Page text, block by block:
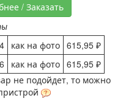
/ Заказать
как на фото 615,95 ₽
как на фото 615,95 ₽
не подойдет, то можно